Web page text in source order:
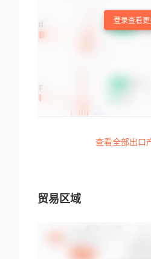
登录查看更
查看全部出口
贸易区域